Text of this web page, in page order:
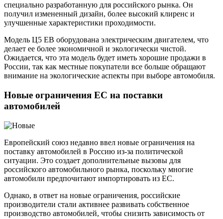
специально разработанную для российского рынка. Он
получил измененный дизайн, более высокий клиренс и
улучшенные характеристики проходимости.
Модель Ц5 ЕВ оборудована электрическим двигателем, что
делает ее более экономичной и экологически чистой.
Ожидается, что эта модель будет иметь хорошие продажи в
России, так как местные покупатели все больше обращают
внимание на экологические аспекты при выборе автомобиля.
Новые ограничения ЕС на поставки
автомобилей
Европейский союз недавно ввел новые ограничения на
поставку автомобилей в Россию из-за политической
ситуации. Это создает дополнительные вызовы для
российского автомобильного рынка, поскольку многие
автомобили предпочитают импортировать из ЕС.
Однако, в ответ на новые ограничения, российские
производители стали активнее развивать собственное
производство автомобилей, чтобы снизить зависимость от